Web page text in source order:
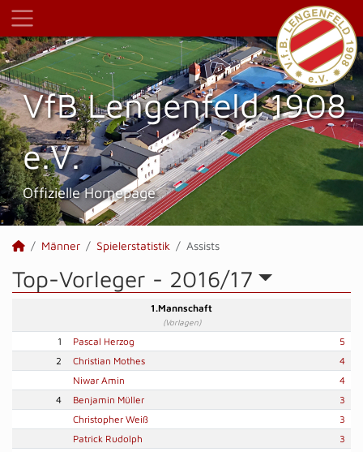
VfB Lengenfeld 1908
e.V.
Offizielle Homepage
Männer Spielerstatistik Assists
Top-Vorleger - 2016/17
1.Mannschaft
(Vorlagen)
1 Pascal Herzog
5
2
Christian Mothes
4
Niwar Amin
4
4
Benjamin Müller
3
Christopher Weiß
3
Patrick Rudolph
3